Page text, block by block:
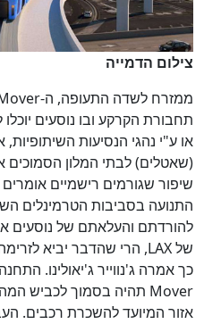
צילום הדמייה
ממזרח לשדה התעופה, ה-
תחבורת הקרקע ובו נוסעים
או ע"י נהגי הנסיעות השיתופיות,
(שאטלים) לבתי המלון הסמוכים
שיפור שגורמים רישמיים
התנועה בסביבות הטרמינלים
להורדתם והעלאתם של נוסעים
שלLAX, הרי שהדבר יביא
כך אמרה ג'נווייר ג'יאולינו.
Mover
אזור המיועד להשכרת רכבים.